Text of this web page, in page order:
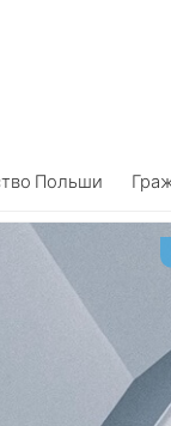
Польши